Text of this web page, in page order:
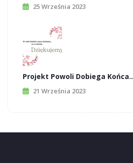
25 Września 2023
Projekt Powoli Dobiega Końca..
21 Września 2023